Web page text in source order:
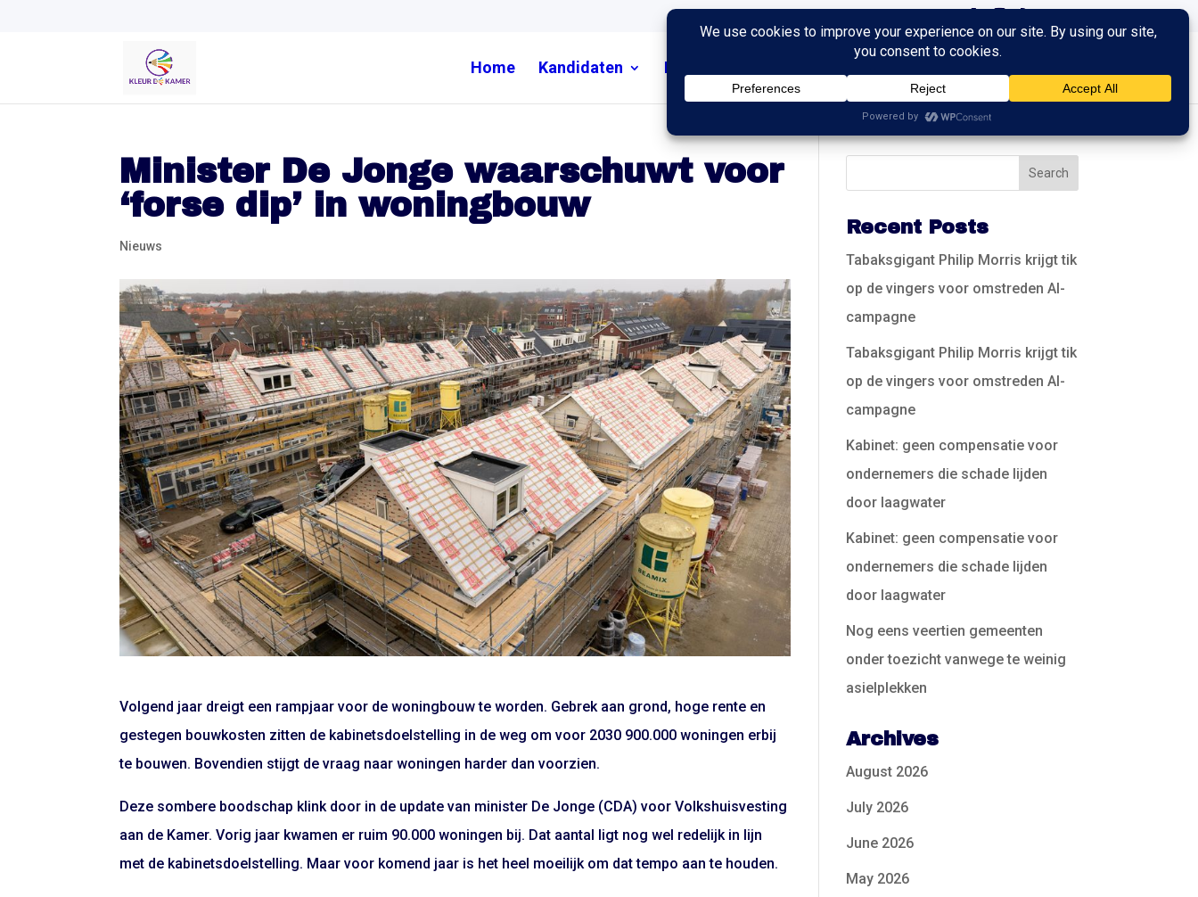
Home Kandidaten Nieuws
Minister De Jonge waarschuwt voor
‘forse dip’ in woningbouw
Nieuws
Volgend jaar dreigt een rampjaar voor de woningbouw te worden. Gebrek aan grond, hoge rente en
gestegen bouwkosten zitten de kabinetsdoelstelling in de weg om voor 2030 900.000 woningen erbij
te bouwen. Bovendien stijgt de vraag naar woningen harder dan voorzien.
Deze sombere boodschap klink door in de update van minister De Jonge (CDA) voor Volkshuisvesting
aan de Kamer. Vorig jaar kwamen er ruim 90.000 woningen bij. Dat aantal ligt nog wel redelijk in lijn
met de kabinetsdoelstelling. Maar voor komend jaar is het heel moeilijk om dat tempo aan te houden.
Recent Posts
Tabaksgigant Philip Morris krijgt tik
op de vingers voor omstreden AI-
campagne
Tabaksgigant Philip Morris krijgt tik
op de vingers voor omstreden AI-
campagne
Kabinet: geen compensatie voor
ondernemers die schade lijden
door laagwater
Kabinet: geen compensatie voor
ondernemers die schade lijden
door laagwater
Nog eens veertien gemeenten
onder toezicht vanwege te weinig
asielplekken
Archives
August 2026
July 2026
June 2026
May 2026